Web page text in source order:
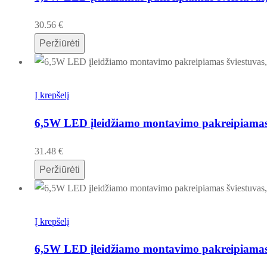
30.56 €
Peržiūrėti
Į krepšelį
6,5W LED įleidžiamo montavimo
31.48 €
Peržiūrėti
Į krepšelį
6,5W LED įleidžiamo montavimo